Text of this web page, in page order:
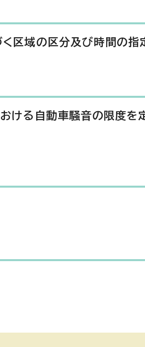
区域の区分及び時間の指
ける自動車騒音の限度を